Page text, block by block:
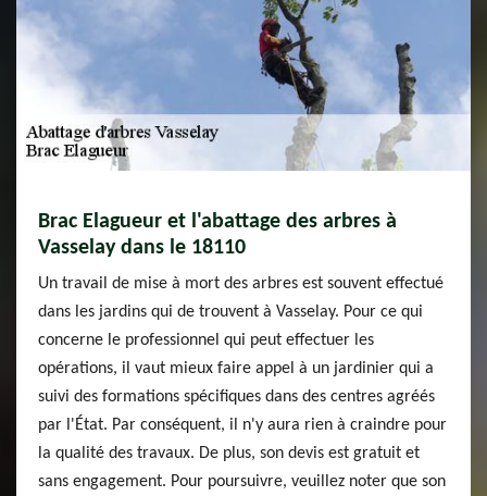
Brac Elagueur et l'abattage des arbres à
Vasselay dans le 18110
Un travail de mise à mort des arbres est souvent effectué
dans les jardins qui de trouvent à Vasselay. Pour ce qui
concerne le professionnel qui peut effectuer les
opérations, il vaut mieux faire appel à un jardinier qui a
suivi des formations spécifiques dans des centres agréés
par l'État. Par conséquent, il n'y aura rien à craindre pour
la qualité des travaux. De plus, son devis est gratuit et
sans engagement. Pour poursuivre, veuillez noter que son